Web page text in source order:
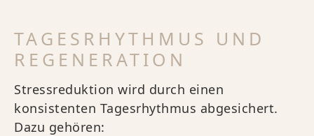
TAGESRHYTHMUS UND
REGENERATION
Stressreduktion wird durch einen
konsistenten Tagesrhythmus abgesichert.
Dazu gehören: